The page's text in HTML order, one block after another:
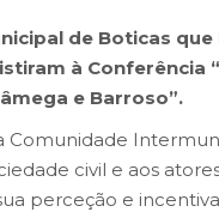
de Boticas
à Conferência
e Barroso”.
Comunidade
civil e aos
perceção e